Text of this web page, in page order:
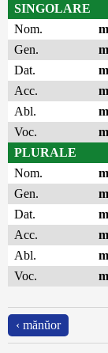
SINGOLARE
Nom.
Gen.
Dat.
Acc.
Abl.
Voc.
PLURALE
Nom.
Gen.
Dat.
Acc.
Abl.
Voc.
‹ mănŭor